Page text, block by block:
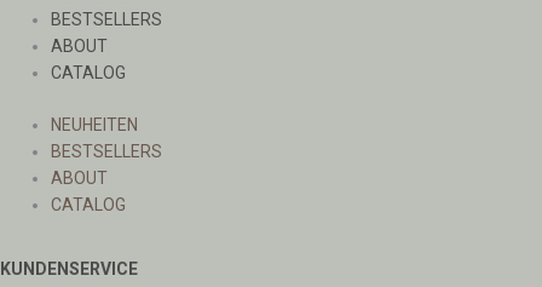
BESTSELLERS
ABOUT
CATALOG
NEUHEITEN
BESTSELLERS
ABOUT
CATALOG
KUNDENSERVICE